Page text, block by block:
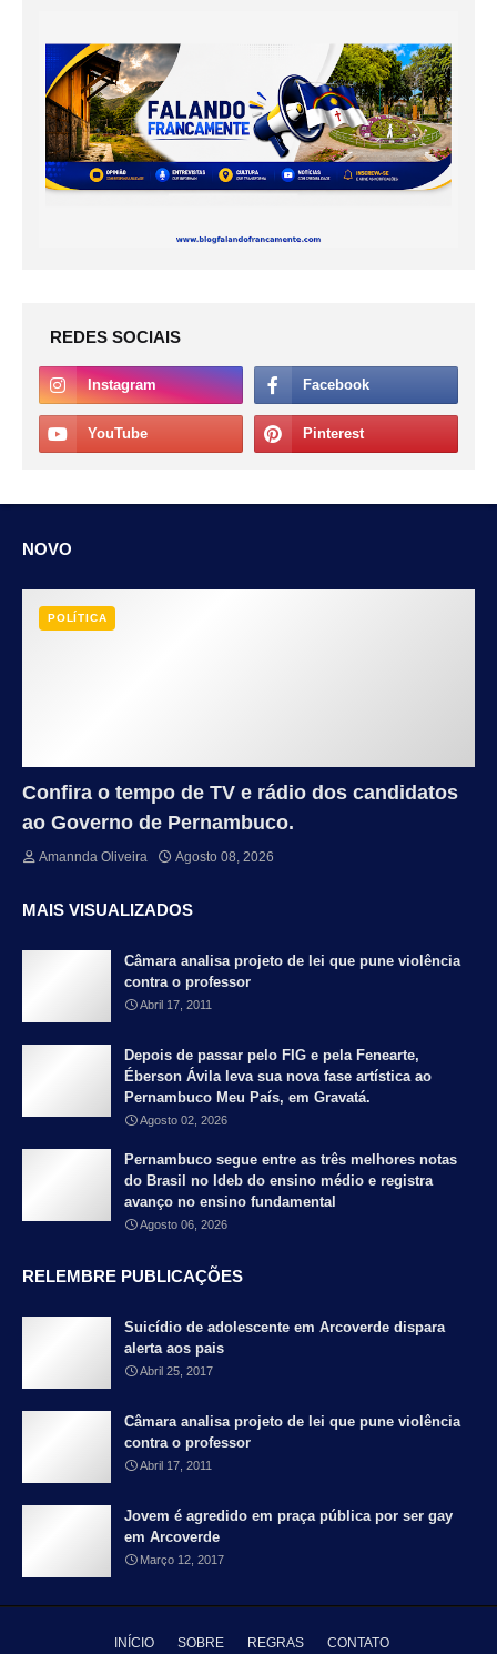
REDES SOCIAIS
NOVO
POLÍTICA
Confira o tempo de TV e rádio dos candidatos
ao Governo de Pernambuco.
Amannda Oliveira Agosto 08, 2026
MAIS VISUALIZADOS
Câmara analisa projeto de lei que pune violência
contra o professor
Abril 17, 2011
Depois de passar pelo FIG e pela Fenearte,
Éberson Ávila leva sua nova fase artística ao
Pernambuco Meu País, em Gravatá.
Agosto 02, 2026
Pernambuco segue entre as três melhores notas
do Brasil no Ideb do ensino médio e registra
avanço no ensino fundamental
Agosto 06, 2026
RELEMBRE PUBLICAÇÕES
Suicídio de adolescente em Arcoverde dispara
alerta aos pais
Abril 25, 2017
Câmara analisa projeto de lei que pune violência
contra o professor
Abril 17, 2011
Jovem é agredido em praça pública por ser gay
em Arcoverde
Março 12, 2017
INÍCIO SOBRE REGRAS CONTATO